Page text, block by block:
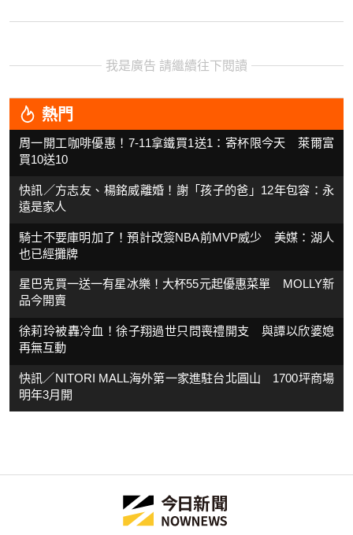
我是廣告 請繼續往下閱讀
熱門
周一開工咖啡優惠！7-11拿鐵買1送1：寄杯限今天 萊爾富
買10送10
快訊／方志友、楊銘威離婚！謝「孩子的爸」12年包容：永
遠是家人
騎士不要庫明加了！預計改簽NBA前MVP威少 美媒：湖人
也已經攤牌
星巴克買一送一有星冰樂！大杯55元起優惠菜單 MOLLY新
品今開賣
徐莉玲被轟冷血！徐子翔過世只問喪禮開支 與譚以欣婆媳
再無互動
快訊／NITORI MALL海外第一家進駐台北圓山 1700坪商場
明年3月開